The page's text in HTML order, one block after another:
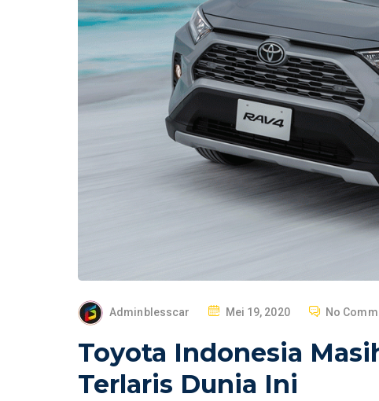
Adminblesscar
P
S
E
Mei 19, 2020 No
Toyota Indonesia
Terlaris Dunia Ini